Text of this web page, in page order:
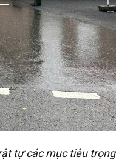
tự các mục tiêu trọng